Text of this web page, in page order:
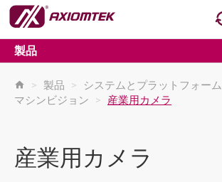
製品
> 製品 > システムとプラットフォーム
マシンビジョン
> 産業用カメラ
産業用カメラ